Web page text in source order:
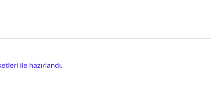
e-